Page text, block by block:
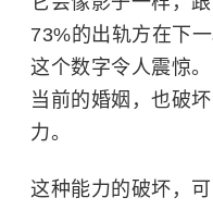
73%的出轨方在下
这个数字令人震惊
当前的婚姻，也破
力。
这种能力的破坏，